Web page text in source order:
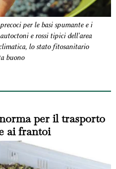
per le basi spumante e i
e rossi tipici dell'area
lo stato fitosanitario
buono
per il trasporto
ai frantoi